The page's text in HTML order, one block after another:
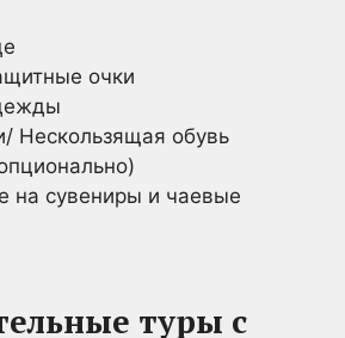
очки
Нескользящая обувь
на сувениры и чаевые
туры с